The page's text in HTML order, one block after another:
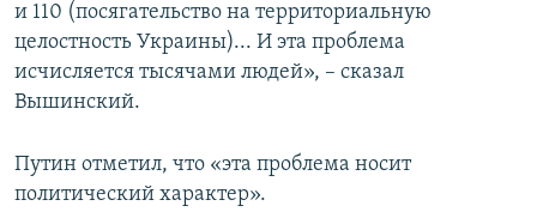
и 110 (посягательство на территориальную
целостность Украины)... И эта проблема
исчисляется тысячами людей», – сказал
Вышинский.
Путин отметил, что «эта проблема носит
политический характер».